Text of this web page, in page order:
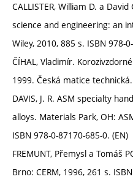
CALLISTER, William D. a
science and engineering: an
Wiley, 2010, 885 s. ISBN 978-
ČÍHAL, Vladimír.
1999. Česká matice
DAVIS, J. R. ASM specialty
alloys. Materials Park, OH:
ISBN 978-0-87170-685-0. (EN)
FREMUNT, Přemysl a Tomáš
Brno: CERM, 1996, 261 s.